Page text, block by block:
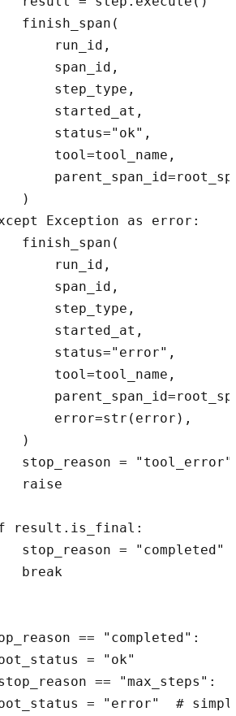
finish_span(
run_id,
span_id,
step_type,
started_at,
status="ok",
tool=tool_name,
)
Exception as error:
finish_span(
run_id,
span_id,
step_type,
started_at,
status="error",
tool=tool_name,
error=str(error),
)
stop_reason = "tool_error"
raise
result.is_final:
stop_reason = "completed"
break
== "completed":
= "ok"
== "max_steps":
= "error"  #